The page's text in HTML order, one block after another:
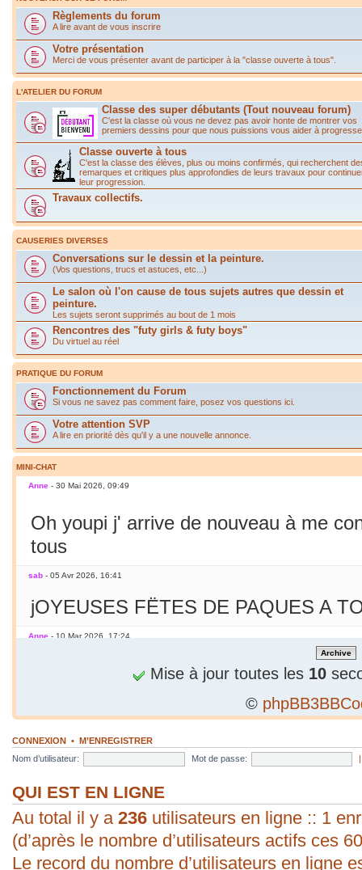
Règlements du forum
A lire avant de vous inscrire
Votre présentation
Merci de vous présenter avant de participer à la "classe ouverte à tous".
L'ATELIER DU FORUM
Classe des super débutants (Tout nouveau forum)
C'est la classe où vous ne devez pas avoir honte de montrer vos
premiers dessins pour que nous puissions vous aider à
Classe ouverte à tous
C'est la classe des élèves, plus ou moins confirmés, qui recherchent
remarques et critiques plus approfondies de leurs travaux pour
leur progression.
Travaux collectifs.
CAUSERIES DIVERSES
Conversations sur le dessin et la peinture.
(Vos questions, trucs et astuces, etc...)
Le salon où l'on cause de tous sujets autres que dessin et
peinture.
Les sujets seront supprimés au bout de 1 mois
Rencontres des "futy girls & futy boys"
Du virtuel au réel
PRATIQUE DU FORUM
Fonctionnement du Forum
Si vous ne savez pas comment faire, posez vos questions ici.
Votre attention SVP
A lire en priorité dès qu'il y a une nouvelle annonce.
MINI-CHAT
Anne - 30 Mai 2026, 09:49
Oh youpi j' arrive de nouveau à me
tous
sab - 05 Avr 2026, 16:41
jOYEUSES FËTES DE PAQUES A
Anne - 10 Mar 2026, 17:24
Jamais essayé avec le smarphone
C'est le printemps ! Soleil chaleur...
en mars seulement !
sab - 09 Mar 2026, 19:56
bonjour ! vous arrivez à poster une
évident pour moi. Vive les P.C. ;).
Mise à jour toutes les 10
©
CONNEXION • M’ENREGISTRER
Nom d’utilisateur:
Mot de passe:
QUI EST EN LIGNE
Au total il y a 236 utilisateurs en ligne :: 1
(d’après le nombre d’utilisateurs actifs ces
Le record du nombre d’utilisateurs en ligne